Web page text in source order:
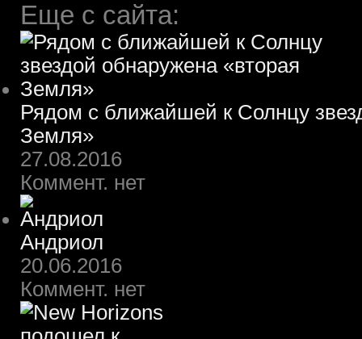
Еще с сайта:
Рядом с ближайшей к Солнцу
Земля»
27.08.2016
Коммент. нет
Андриол
20.06.2016
Коммент. нет